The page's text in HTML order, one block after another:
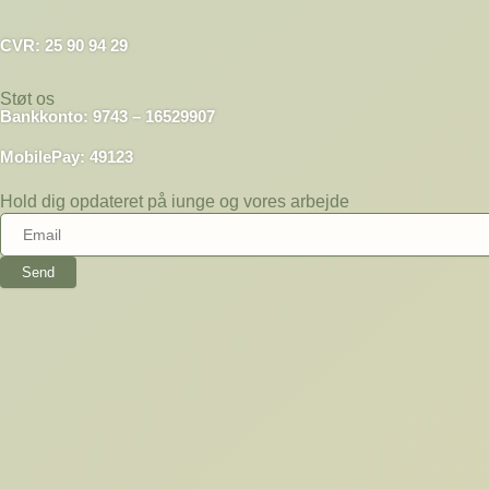
CVR: 25 90 94 29
Støt os
Bankkonto: 9743 – 16529907
MobilePay: 49123
Hold dig opdateret på iunge og vores arbejde
Send